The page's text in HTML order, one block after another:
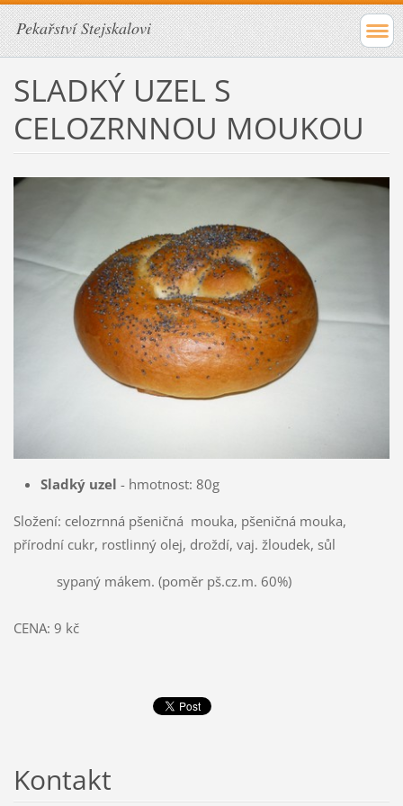
Pekařství Stejskalovi
SLADKÝ UZEL S
CELOZRNNOU MOUKOU
Sladký uzel - hmotnost: 80g
Složení: celozrnná pšeničná mouka, pšeničná mouka,
přírodní cukr, rostlinný olej, droždí, vaj. žloudek, sůl
sypaný mákem. (poměr pš.cz.m. 60%)
CENA: 9 kč
Kontakt